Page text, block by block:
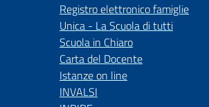
Registro elettronico famiglie
Unica - La Scuola di tutti
Scuola in Chiaro
Carta del Docente
Istanze on line
INVALSI